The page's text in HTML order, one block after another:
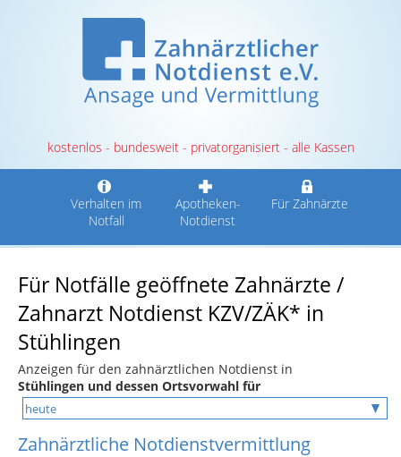
kostenlos - bundesweit - privatorganisiert - alle Kassen
Verhalten im
Notfall
Apotheken-
Notdienst
Für Zahnärzte
Für Notfälle geöffnete Zahnärzte /
Zahnarzt Notdienst KZV/ZÄK* in
Stühlingen
Anzeigen für den zahnärztlichen Notdienst in
Stühlingen und dessen Ortsvorwahl für
Zahnärztliche Notdienstvermittlung